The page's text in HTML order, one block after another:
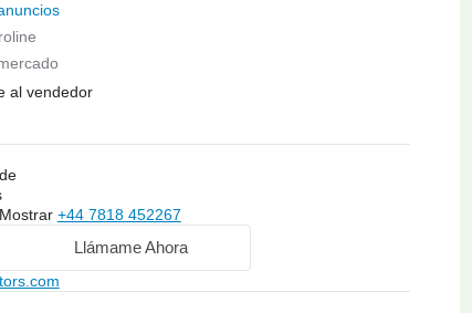
al vendedor
Mostrar +44 7818 452267
Llámame Ahora